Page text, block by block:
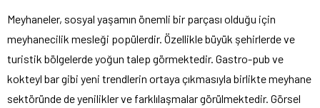
Meyhaneler, sosyal yaşamın önemli bir parçası olduğu için
meyhanecilik mesleği popülerdir. Özellikle büyük şehirlerde ve
turistik bölgelerde yoğun talep görmektedir. Gastro-pub ve
kokteyl bar gibi yeni trendlerin ortaya çıkmasıyla birlikte meyhane
sektöründe de yenilikler ve farklılaşmalar görülmektedir. Görsel